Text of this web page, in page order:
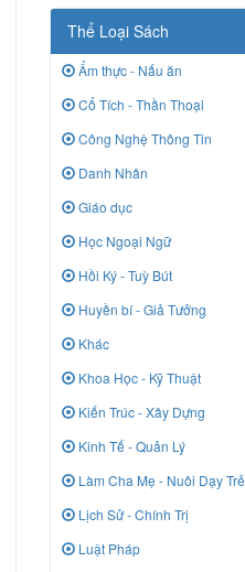
Thể Loại Sách
Ẩm thực - Nấu ăn
Cổ Tích - Thần Thoại
Công Nghệ Thông Tin
Danh Nhân
Giáo dục
Học Ngoại Ngữ
Hồi Ký - Tuỳ Bút
Huyền bí - Giả Tưởng
Khác
Khoa Học - Kỹ Thuật
Kiến Trúc - Xây Dựng
Kinh Tế - Quản Lý
Làm Cha Mẹ - Nuôi Dạy Trẻ
Lịch Sử - Chính Trị
Luật Pháp